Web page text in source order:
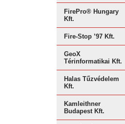
FirePro® Hungary
Kft.
Fire-Stop ’97 Kft.
GeoX
Térinformatikai Kft.
Halas Tűzvédelem
Kft.
Kamleithner
Budapest Kft.